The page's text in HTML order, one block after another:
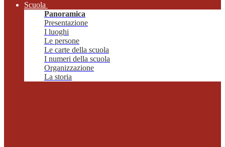
Scuola
Panoramica
Presentazione
I luoghi
Le persone
Le carte della scuola
I numeri della scuola
Organizzazione
La storia